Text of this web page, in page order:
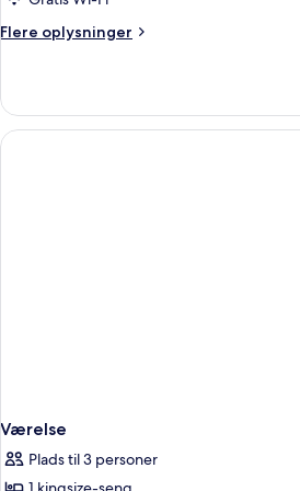
Flere oplysninger
Flere
Værelse
Plads til 3 personer